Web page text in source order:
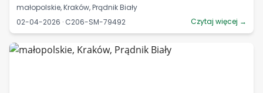
małopolskie, Kraków, Prądnik Biały
02-04-2026 · C206-SM-79492
Czytaj więcej →